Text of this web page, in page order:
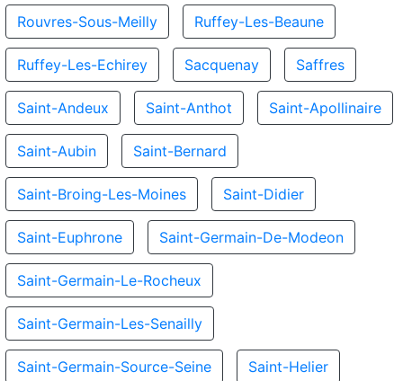
Rouvres-Sous-Meilly Ruffey-Les-Beaune
Ruffey-Les-Echirey Sacquenay Saffres
Saint-Andeux Saint-Anthot Saint-Apollinaire
Saint-Aubin Saint-Bernard
Saint-Broing-Les-Moines Saint-Didier
Saint-Euphrone Saint-Germain-De-Modeon
Saint-Germain-Le-Rocheux
Saint-Germain-Les-Senailly
Saint-Germain-Source-Seine Saint-Helier